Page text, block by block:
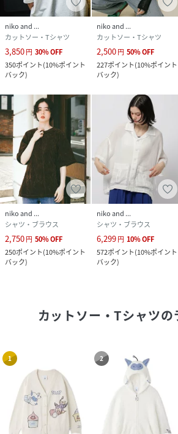
niko and ...
カットソー・Tシャツ
3,850円 30%OFF
350ポイント(10%ポイント
バック)
niko and ...
カットソー・Tシャツ
2,500円 50%OFF
227ポイント(10%ポイント
バック)
niko and ...
シャツ・ブラウス
2,750円 50%OFF
250ポイント(10%ポイント
バック)
niko and ...
シャツ・ブラウス
6,299円 10%OFF
572ポイント(10%ポイント
バック)
カットソー・Tシャツの
1 2